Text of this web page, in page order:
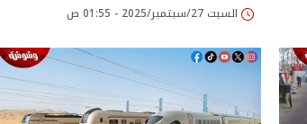
السبت 27/سبتمبر/2025 - 01:55 ص